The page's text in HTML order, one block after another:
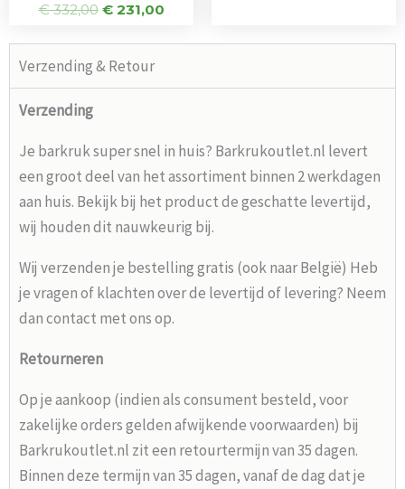
€332,00 €231,00
Verzending & Retour
Verzending
Je barkruk super snel in huis? Barkrukoutlet.nl levert
een groot deel van het assortiment binnen 2 werkdagen
aan huis. Bekijk bij het product de geschatte levertijd,
wij houden dit nauwkeurig bij.
Wij verzenden je bestelling gratis (ook naar België) Heb
je vragen of klachten over de levertijd of levering? Neem
dan contact met ons op.
Retourneren
Op je aankoop (indien als consument besteld, voor
zakelijke orders gelden afwijkende voorwaarden) bij
Barkrukoutlet.nl zit een retourtermijn van 35 dagen.
Binnen deze termijn van 35 dagen, vanaf de dag dat je